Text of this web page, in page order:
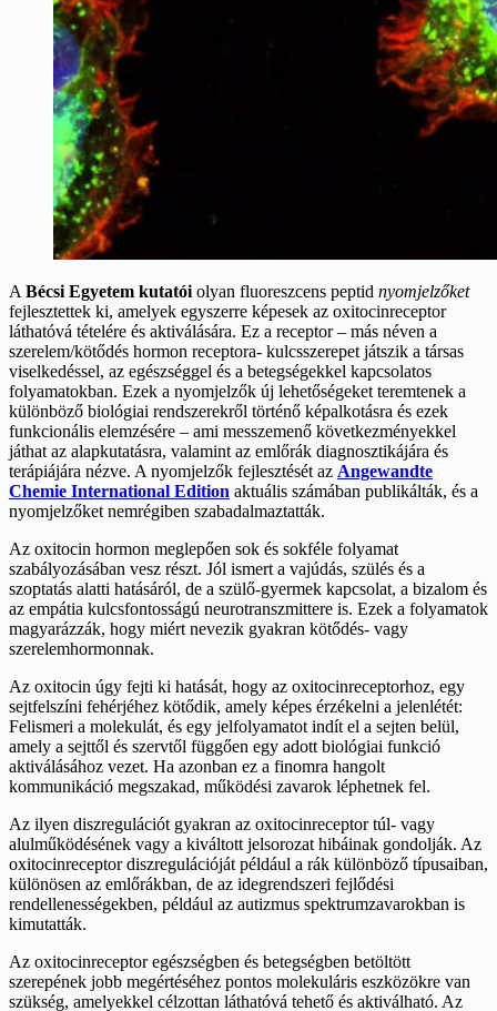
A Bécsi Egyetem kutatói olyan fluoreszcens peptid nyomjelzőket
fejlesztettek ki, amelyek egyszerre képesek az oxitocinreceptor
láthatóvá tételére és aktiválására. Ez a receptor – más néven a
szerelem/kötődés hormon receptora- kulcsszerepet játszik a társas
viselkedéssel, az egészséggel és a betegségekkel kapcsolatos
folyamatokban. Ezek a nyomjelzők új lehetőségeket teremtenek a
különböző biológiai rendszerekről történő képalkotásra és ezek
funkcionális elemzésére – ami messzemenő következményekkel
játhat az alapkutatásra, valamint az emlőrák diagnosztikájára és
terápiájára nézve. A nyomjelzők fejlesztését az Angewandte
Chemie International Edition aktuális számában publikálták, és a
nyomjelzőket nemrégiben szabadalmaztatták.
Az oxitocin hormon meglepően sok és sokféle folyamat
szabályozásában vesz részt. Jól ismert a vajúdás, szülés és a
szoptatás alatti hatásáról, de a szülő-gyermek kapcsolat, a bizalom és
az empátia kulcsfontosságú neurotranszmittere is. Ezek a folyamatok
magyarázzák, hogy miért nevezik gyakran kötődés- vagy
szerelemhormonnak.
Az oxitocin úgy fejti ki hatását, hogy az oxitocinreceptorhoz, egy
sejtfelszíni fehérjéhez kötődik, amely képes érzékelni a jelenlétét:
Felismeri a molekulát, és egy jelfolyamatot indít el a sejten belül,
amely a sejttől és szervtől függően egy adott biológiai funkció
aktiválásához vezet. Ha azonban ez a finomra hangolt
kommunikáció megszakad, működési zavarok léphetnek fel.
Az ilyen diszregulációt gyakran az oxitocinreceptor túl- vagy
alulműködésének vagy a kiváltott jelsorozat hibáinak gondolják. Az
oxitocinreceptor diszregulációját például a rák különböző típusaiban,
különösen az emlőrákban, de az idegrendszeri fejlődési
rendellenességekben, például az autizmus spektrumzavarokban is
kimutatták.
Az oxitocinreceptor egészségben és betegségben betöltött
szerepének jobb megértéséhez pontos molekuláris eszközökre van
szükség, amelyekkel célzottan láthatóvá tehető és aktiválható. Az